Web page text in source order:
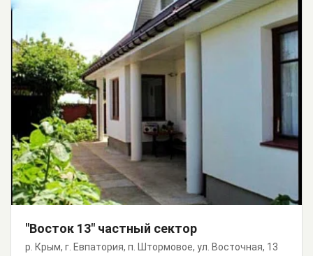
"Восток 13" частный сектор
р. Крым, г. Евпатория, п. Штормовое, ул. Восточная, 13